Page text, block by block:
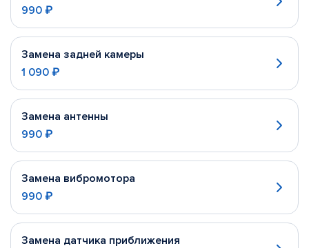
990 ₽
Замена задней камеры
1 090 ₽
Замена антенны
990 ₽
Замена вибромотора
990 ₽
Замена датчика приближения